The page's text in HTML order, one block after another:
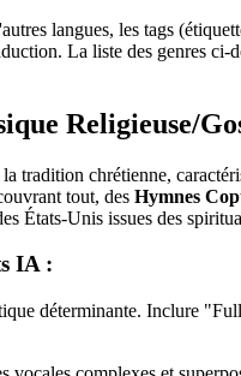
langues, les tags
La liste des genres ci-
Religieuse/
la tradition chrétienne,
tout, des Hymnes
États-Unis issues des
IA :
déterminante. Inclure